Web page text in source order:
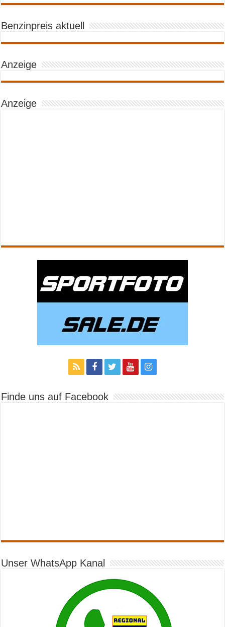
Benzinpreis aktuell
Anzeige
Anzeige
Finde uns auf Facebook
Unser WhatsApp Kanal